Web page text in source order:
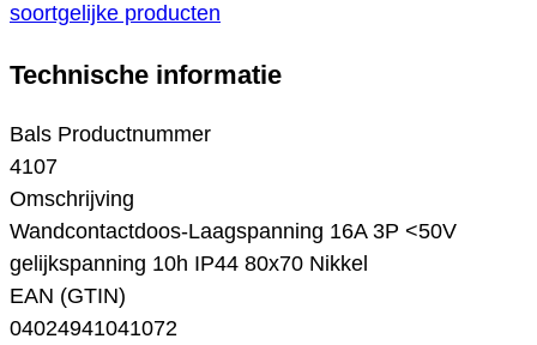
soortgelijke producten
Technische informatie
Bals Productnummer
4107
Omschrijving
Wandcontactdoos-Laagspanning 16A 3P <50V
gelijkspanning 10h IP44 80x70 Nikkel
EAN (GTIN)
04024941041072